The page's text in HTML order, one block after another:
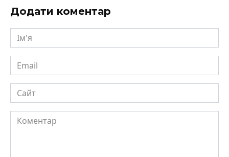
Додати коментар
Ім'я
Email
Сайт
Коментар